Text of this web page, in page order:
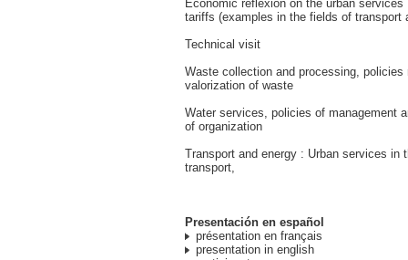
Economic reflexion on the urban
tariffs (examples in the fields of transport
Technical visit
Waste collection and processing, policies
valorization of waste
Water services, policies of management
of organization
Transport and energy : Urban services in
transport,
Presentación en español
présentation en français
presentation in english